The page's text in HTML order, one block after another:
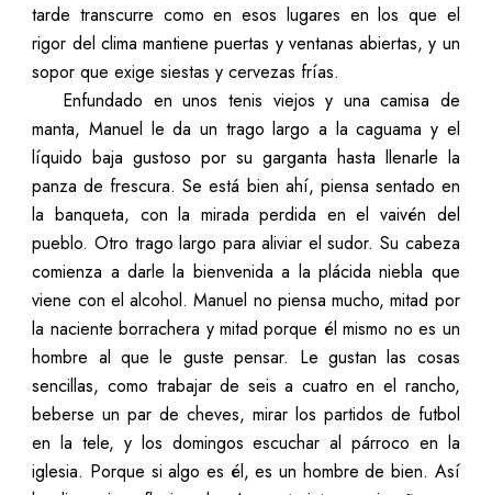
tarde transcurre como en esos lugares en los que el
rigor del clima mantiene puertas y ventanas abiertas, y un
sopor que exige siestas y cervezas frías.
Enfundado en unos tenis viejos y una camisa de
manta, Manuel le da un trago largo a la caguama y el
líquido baja gustoso por su garganta hasta llenarle la
panza de frescura. Se está bien ahí, piensa sentado en
la banqueta, con la mirada perdida en el vaivén del
pueblo. Otro trago largo para aliviar el sudor. Su cabeza
comienza a darle la bienvenida a la plácida niebla que
viene con el alcohol. Manuel no piensa mucho, mitad por
la naciente borrachera y mitad porque él mismo no es un
hombre al que le guste pensar. Le gustan las cosas
sencillas, como trabajar de seis a cuatro en el rancho,
beberse un par de cheves, mirar los partidos de futbol
en la tele, y los domingos escuchar al párroco en la
iglesia. Porque si algo es él, es un hombre de bien. Así